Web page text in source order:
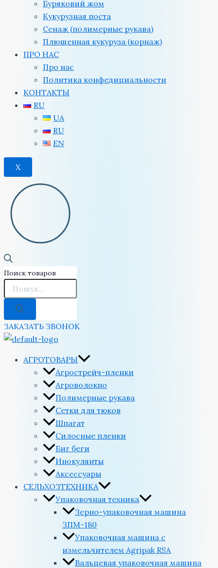
Буряковий жом
Кукурузная поста
Сенаж (полимерные рукава)
Плющенная кукуруза (корнаж)
ПРО НАС
Про нас
Политика конфедициальности
КОНТАКТЫ
RU
UA
RU
EN
X
Поиск товаров
ЗАКАЗАТЬ ЗВОНОК
АГРОТОВАРЫ
Агрострейч-пленки
Агроволокно
Полимерные рукава
Сетки для тюков
Шпагат
Силосные пленки
Биг беги
Инокулянты
Аксессуары
СЕЛЬХОЗТЕХНИКА
Упаковочная техника
Зерно-упаковочная машина
ЗПМ-180
Упаковочная машина с
измельчителем Agripak RSA
Вальцевая упаковочная машина